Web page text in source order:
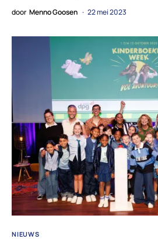
door Menno Goosen 22 mei 2023
NIEUWS